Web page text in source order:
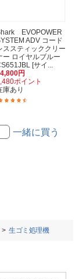
EVOPOWER
ADV コード
ススティッククリー
ー ロイヤルブルー
[サイ...
円
ポイント
庫あり
一緒に買う
生ゴミ処理機